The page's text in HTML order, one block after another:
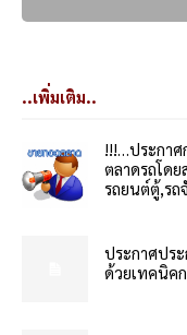
..เพิ่มเติม..
!!!…ประกาศ
ตลาดรถโดย
รถยนต์ตู้,รถ
ประกาศปร
ด้วยเทคนิค